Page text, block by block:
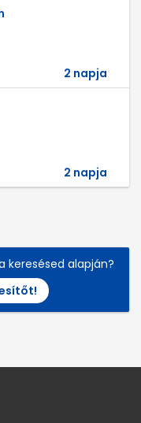
2 napja
2 napja
keresésed alapján?